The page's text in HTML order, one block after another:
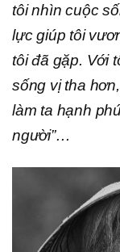
tôi nhìn cuộc
lực giúp tôi
tôi đã gặp. Với
sống vị tha
làm ta hạnh
người”…